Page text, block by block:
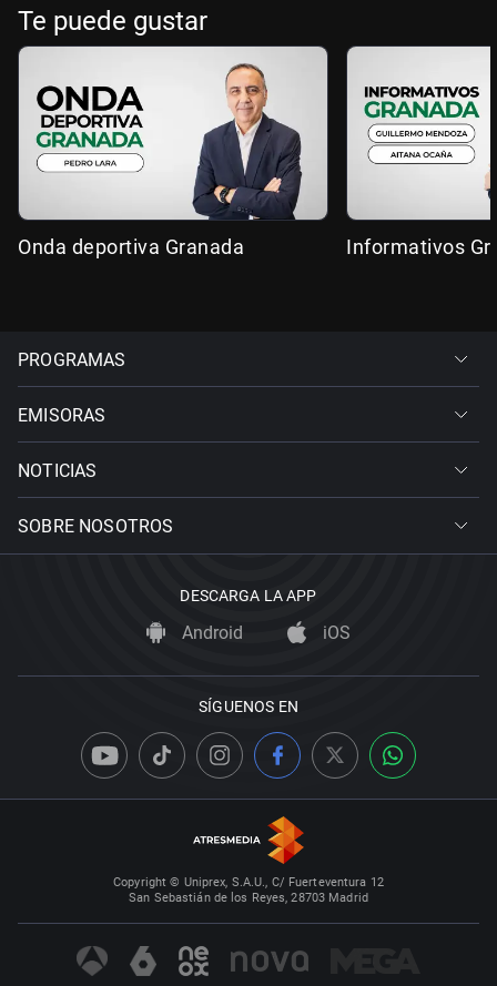
Te puede gustar
Onda deportiva Granada Informativos
PROGRAMAS
EMISORAS
NOTICIAS
SOBRE NOSOTROS
DESCARGA LA APP
Android iOS
SÍGUENOS EN
Copyright © Uniprex, S.A.U., C/ Fuerteventura 12
San Sebastián de los Reyes, 28703 Madrid